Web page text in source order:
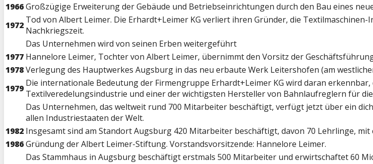
1966Großzügige Erweiterung der Gebäude und Betriebseinrichtungen durch den Bau eines
1972 Tod von Albert Leimer. Die Erhardt+Leimer KG verliert ihren Gründer, die
Nachkriegszeit.
Das Unternehmen wird von seinen Erben weitergeführt
1977 Hannelore Leimer, Tochter von Albert Leimer, übernimmt den Vorsitz der
1978Verlegung des Hauptwerkes Augsburg in das neu erbaute Werk Leitershofen (am
1979 Die internationale Bedeutung der Firmengruppe Erhardt+Leimer KG wird daran
Textilveredelungsindustrie und einer der wichtigsten Hersteller von Bahnlaufreglern für
Das Unternehmen, das weltweit rund 700 Mitarbeiter beschäftigt, verfügt jetzt über ein
allen Industriestaaten der Welt.
1982 Insgesamt sind am Standort Augsburg 420 Mitarbeiter beschäftigt, davon 70 Lehrlinge, mit
1986Gründung der Albert Leimer-Stiftung. Vorstandsvorsitzende: Hannelore Leimer.
Das Stammhaus in Augsburg beschäftigt erstmals 500 Mitarbeiter und erwirtschaftet 60